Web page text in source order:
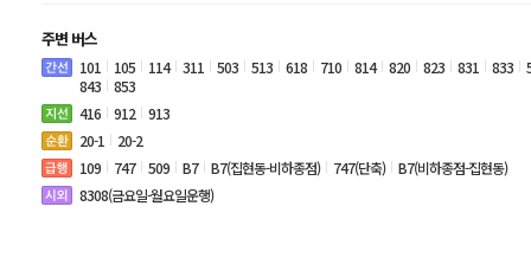
주변 버스
101 105 114 311 503 513 618 710 814 820 823 831 833
843
853
416
912
913
20-1
20-2
109
747 509 B7 B7(집현동-비하종점) 747(단축)
B7(비하종점-집현동)
8308(금요일-월요일운행)